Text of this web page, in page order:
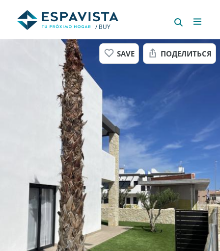
/ BUY
SAVE ПОДЕЛИТЬСЯ